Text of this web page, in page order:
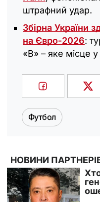
штрафний удар.
Збірна України
на Євро-2026:
«В» – яке місце
Футбол